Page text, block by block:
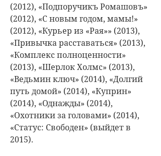
(2012), «Подпоручикъ Ромашовъ»
(2012), «С новым годом, мамы!»
(2012), «Курьер из «Рая»» (2013),
«Привычка расставаться» (2013),
«Комплекс полноценности»
(2013), «Шерлок Холмс» (2013),
«Ведьмин ключ» (2014), «Долгий
путь домой» (2014), «Куприн»
(2014), «Однажды» (2014),
«Охотники за головами» (2014),
«Статус: Свободен» (выйдет в
2015).